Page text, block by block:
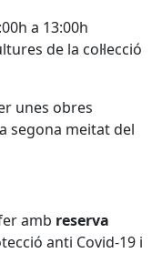
a 13:00h
de la col·lecció
unes obres
segona meitat del
amb reserva
anti Covid-19 i